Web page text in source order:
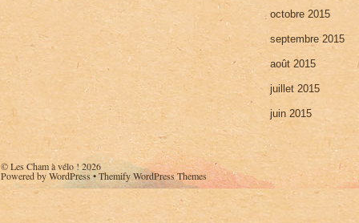
octobre 2015
septembre 2015
août 2015
juillet 2015
juin 2015
©Les Cham à vélo !2026
Powered byWordPress•Themify WordPress Themes